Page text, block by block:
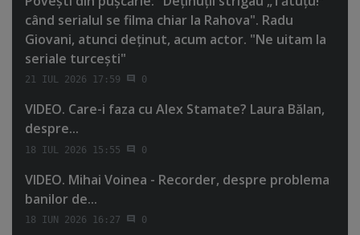
când serialul se filma chiar la Rahova". Radu
Giovani, atunci deţinut, acum actor. "Ne uitam la
seriale turceşti"
21 IUL 2026 17:59 0
VIDEO. Care-i faza cu Alex Stamate? Laura Bălan,
despre...
18 IUL 2026 15:55 0
VIDEO. Mihai Voinea - Recorder, despre problema
banilor de...
18 IUN 2026 16:27 0